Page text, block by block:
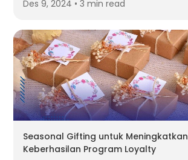
Des 9, 2024 • 3 min read
Seasonal Gifting untuk Meningkatkan
Keberhasilan Program Loyalty